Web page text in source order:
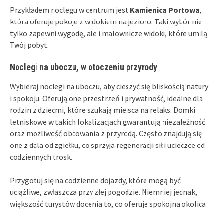
Przykładem noclegu w centrum jest Kamienica Portowa,
która oferuje pokoje z widokiem na jezioro. Taki wybór nie
tylko zapewni wygodę, ale i malownicze widoki, które umilą
Twój pobyt.
Noclegi na uboczu, w otoczeniu przyrody
Wybieraj noclegi na uboczu, aby cieszyć się bliskością natury
i spokoju. Oferują one przestrzeń i prywatność, idealne dla
rodzin z dziećmi, które szukają miejsca na relaks. Domki
letniskowe w takich lokalizacjach gwarantują niezależność
oraz możliwość obcowania z przyrodą. Często znajdują się
one z dala od zgiełku, co sprzyja regeneracji sił i ucieczce od
codziennych trosk.
Przygotuj się na codzienne dojazdy, które mogą być
uciążliwe, zwłaszcza przy złej pogodzie. Niemniej jednak,
większość turystów docenia to, co oferuje spokojna okolica